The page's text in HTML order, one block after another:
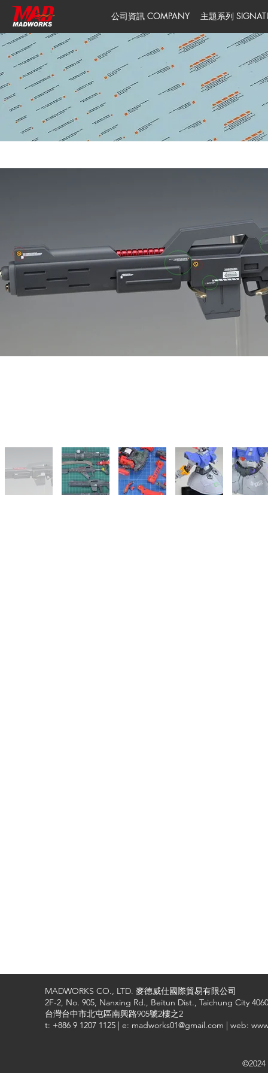
公司資訊 COMPANY 主題系列
MADWORKS CO., LTD. 麥德威仕國際貿易有限公司
2F-2, No. 905, Nanxing Rd., Beitun Dist., Taichung City
台灣台中市北屯區南興路905號2樓之2
t: +886 9 1207 1125 | e: madworks01@gmail.com | web: